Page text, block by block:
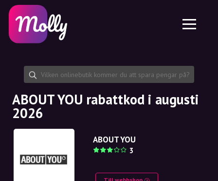
Hudvård
Hårvård
Dela rabattkod
Funktioner
Jobb
Om oss
Samarbete
Plattform
Molly till iPhone och iPad
Molly till Android
SE
EN
SE
NO
NL
ABOUT YOU rabattkod i augusti
2026
ABOUT YOU
3